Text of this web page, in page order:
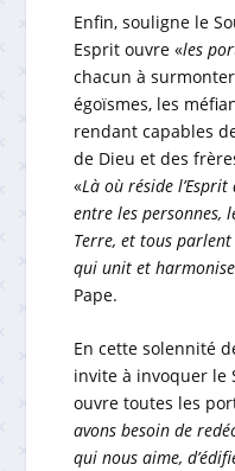
Enfin, souligne le
Esprit ouvre «les
chacun à
égoïsmes, les
rendant capables
de Dieu et des
«Là où réside
entre les personnes,
Terre, et tous
qui unit et
Pape.
En cette solennité
invite à invoquer le
ouvre toutes les
avons besoin de
qui nous aime,